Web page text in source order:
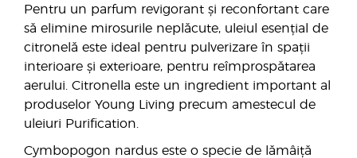
Pentru un parfum revigorant și reconfortant care
să elimine mirosurile neplăcute, uleiul esențial de
citronelă este ideal pentru pulverizare în spații
interioare și exterioare, pentru reîmprospătarea
aerului. Citronella este un ingredient important al
produselor Young Living precum amestecul de
uleiuri Purification.
Cymbopogon nardus este o specie de lămâiță